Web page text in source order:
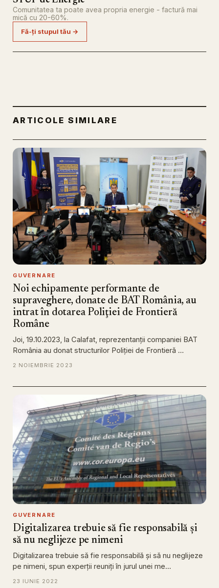
Comunitatea ta poate avea propria energie - factură mai
mică cu 20-60%.
Fă-ți stupul tău →
ARTICOLE SIMILARE
GUVERNARE
Noi echipamente performante de
supraveghere, donate de BAT România, au
intrat în dotarea Poliţiei de Frontieră
Române
Joi, 19.10.2023, la Calafat, reprezentanţii companiei BAT
România au donat structurilor Poliţiei de Frontieră …
2 NOIEMBRIE 2023
GUVERNARE
Digitalizarea trebuie să fie responsabilă și
să nu neglijeze pe nimeni
Digitalizarea trebuie să fie responsabilă și să nu neglijeze
pe nimeni, spun experții reuniți în jurul unei me…
23 IUNIE 2022